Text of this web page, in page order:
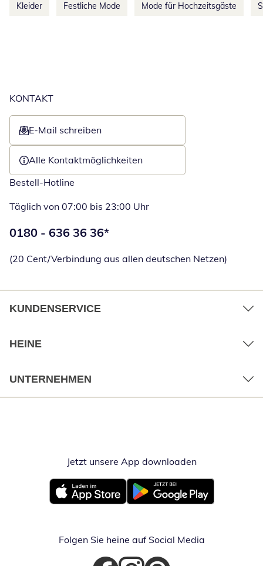
Kleider Festliche Mode Mode für Hochzeitsgäste
KONTAKT
E-Mail schreiben
Öffnet E-Mail-Client
Alle Kontaktmöglichkeiten
Bestell-Hotline
Täglich von 07:00 bis 23:00 Uhr
Telefonnummer:
0180 - 636 36 36*
(20 Cent/Verbindung aus allen deutschen Netzen)
KUNDENSERVICE
HEINE
UNTERNEHMEN
Jetzt unsere App downloadenÖffnet in
Öffnet in neuem FensterÖffnet in neuem Fenster
Folgen Sie heine auf Social Media